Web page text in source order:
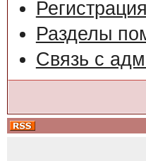
Разделы
Связь с